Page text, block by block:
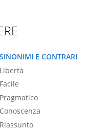
SINONIMI E CONTRARI
Libertà
Facile
Pragmatico
Conoscenza
Riassunto